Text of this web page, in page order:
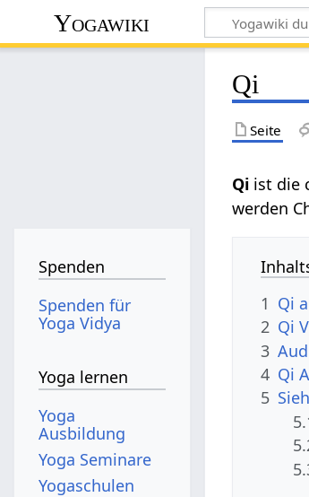
Yogawiki
Qi
Seite
Qi ist die
werden
1 Qi
2 Qi
3
4 Qi
5
Spenden
Spenden für
Yoga Vidya
Yoga lernen
Yoga
Ausbildung
Yoga Seminare
Yogaschulen